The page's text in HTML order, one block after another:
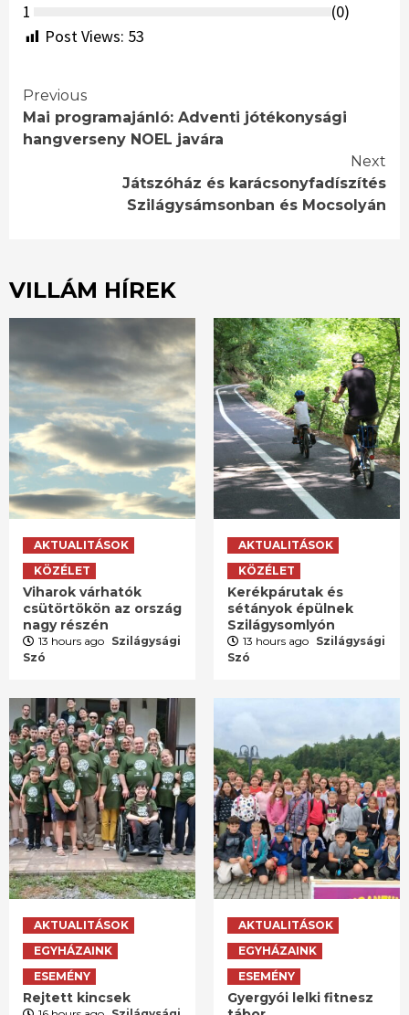
1
(0)
Post Views: 53
Continue
Reading
Previous
Mai programajánló: Adventi jótékonysági
hangverseny NOEL javára
Next
Játszóház és karácsonyfadíszítés
Szilágysámsonban és Mocsolyán
VILLÁM HÍREK
AKTUALITÁSOK
KÖZÉLET
Viharok várhatók
csütörtökön az ország
nagy részén
13 hours ago Szilágysági
Szó
AKTUALITÁSOK
KÖZÉLET
Kerékpárutak és
sétányok épülnek
Szilágysomlyón
13 hours ago Szilágysági
Szó
AKTUALITÁSOK
EGYHÁZAINK
ESEMÉNY
Rejtett kincsek
AKTUALITÁSOK
EGYHÁZAINK
ESEMÉNY
Gyergyói lelki fitnesz